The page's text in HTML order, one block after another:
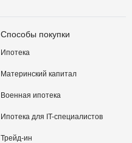
Способы покупки
Ипотека
Материнский капитал
Военная ипотека
Ипотека для IT-специалистов
Трейд-ин